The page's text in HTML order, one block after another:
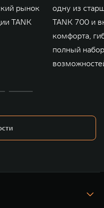
рынок
TANK
одну из
TANK 700 и
комфорта,
полный